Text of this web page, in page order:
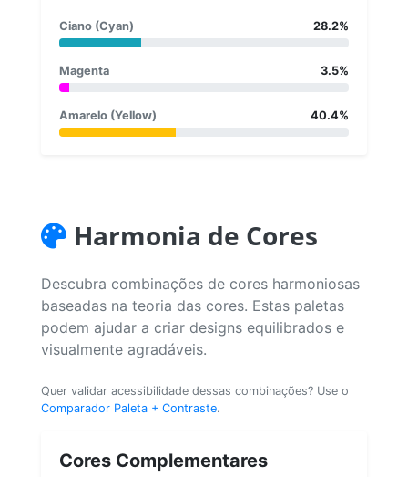
Ciano (Cyan) 28.2%
Magenta 3.5%
Amarelo (Yellow) 40.4%
Harmonia de Cores
Descubra combinações de cores harmoniosas
baseadas na teoria das cores. Estas paletas
podem ajudar a criar designs equilibrados e
visualmente agradáveis.
Quer validar acessibilidade dessas combinações? Use o
Comparador Paleta + Contraste.
Cores Complementares